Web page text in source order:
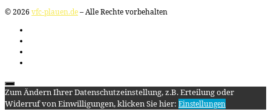
© 2026 vfc-plauen.de– Alle Rechte vorbehalten
Zum Ändern Ihrer Datenschutzeinstellung, z.B. Erteilung oder
Widerruf von Einwilligungen, klicken Sie hier: Einstellungen